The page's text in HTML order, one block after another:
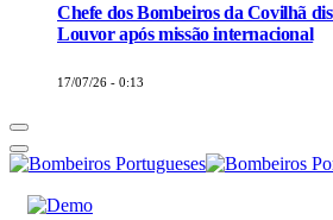
Chefe dos Bombeiros da Covilhã
Louvor após missão internacional
17/07/26 - 0:13